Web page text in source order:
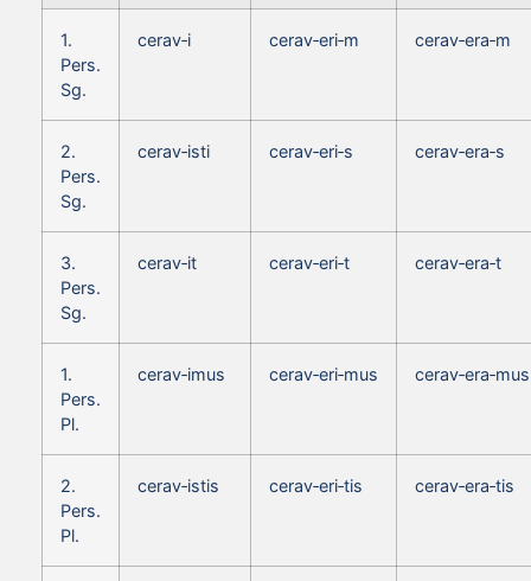
1.
Pers.
Sg.
cerav‑i cerav‑eri‑m cerav‑era‑m
2.
Pers.
Sg.
cerav‑isti cerav‑eri‑s cerav‑era‑s
3.
Pers.
Sg.
cerav‑it cerav‑eri‑t cerav‑era‑t
1.
Pers.
Pl.
cerav‑imus cerav‑eri‑mus cerav‑era‑mus
2.
Pers.
Pl.
cerav‑istis cerav‑eri‑tis cerav‑era‑tis